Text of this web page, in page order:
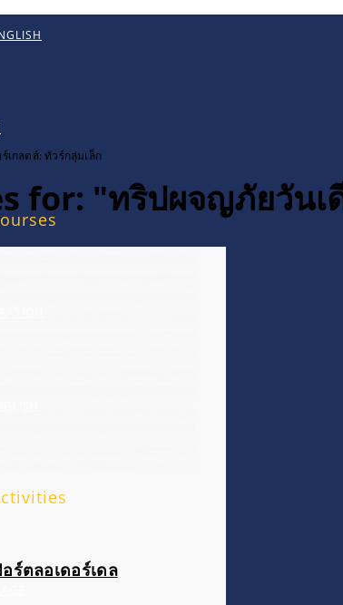
เกลดส์: ทัวร์กลุ่มเล็ก
for: "ทริปผจญภัยวันเ
ร์ตลอเดอร์เดล